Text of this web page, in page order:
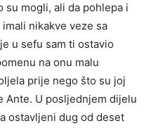
su mogli, ali da pohlepa i
nikakve veze sa
u sefu sam ti ostavio
na onu malu
prije nego što su joj
Ante. U posljednjem dijelu
ostavljeni dug od deset